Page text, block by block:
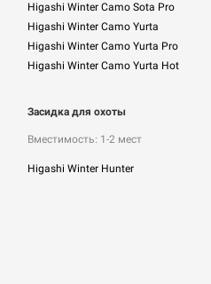
Higashi Winter Camo Sota Pro
Higashi Winter Camo Yurta
Higashi Winter Camo Yurta Pro
Higashi Winter Camo Yurta Hot
Засидка для охоты
Вместимость: 1-2 мест
Higashi Winter Hunter